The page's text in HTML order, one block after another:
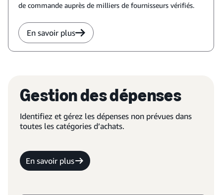
de commande auprès de milliers de fournisseurs vérifiés.
En savoir plus
Gestion des dépenses
Identifiez et gérez les dépenses non prévues dans
toutes les catégories d’achats.
En savoir plus